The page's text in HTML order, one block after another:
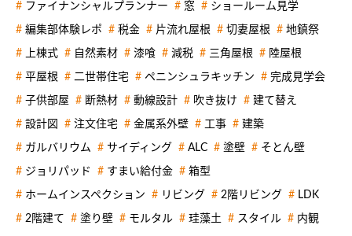
ファイナンシャルプランナー 窓 ショールーム見学
編集部体験レポ 税金 片流れ屋根 切妻屋根 地鎮祭
上棟式 自然素材 漆喰 減税 三角屋根 陸屋根
平屋根 二世帯住宅 ペニンシュラキッチン 完成見学会
子供部屋 断熱材 動線設計 吹き抜け 建て替え
設計図 注文住宅 金属系外壁 工事 建築
ガルバリウム サイディング ALC 塗壁 そとん壁
ジョリパッド すまい給付金 箱型
ホームインスペクション リビング 2階リビング LDK
2階建て 塗り壁 モルタル 珪藻土 スタイル 内観